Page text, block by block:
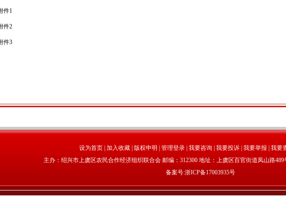
件1
件2
件3
设为首页 加入收藏 版权申明 管理登录 我要咨询 我要投诉 我要举报 我要
主办：绍兴市上虞区农民合作经济组织联合会 邮编：312300 地址：上虞区百官街道凤山路489
备案号:浙ICP备17003935号